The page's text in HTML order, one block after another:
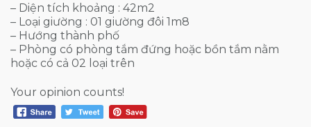
– Diện tích khoảng : 42m2
– Loại giường : 01 giường đôi 1m8
– Hướng thành phố
– Phòng có phòng tắm đứng hoặc bồn tắm nằm
hoặc có cả 02 loại trên
Your opinion counts!